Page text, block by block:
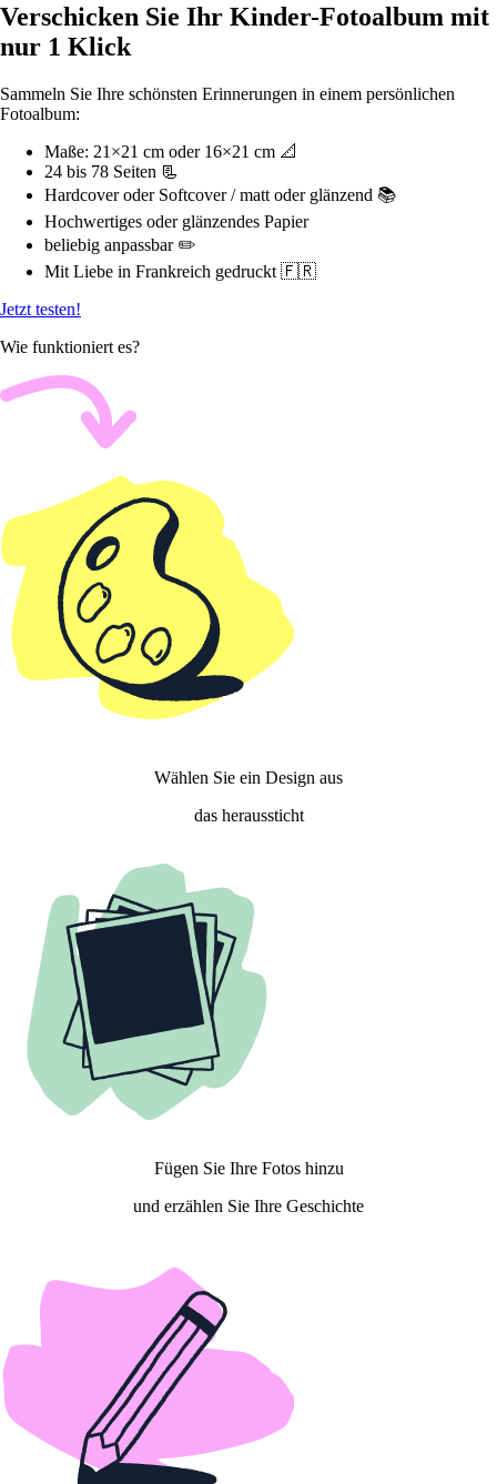
Verschicken Sie Ihr Kinder-Fotoalbum mit
nur 1 Klick
Sammeln Sie Ihre schönsten Erinnerungen in einem persönlichen
Fotoalbum:
Maße: 21×21 cm oder 16×21 cm 📐
24 bis 78 Seiten 📃
Hardcover oder Softcover / matt oder glänzend 📚
Hochwertiges oder glänzendes Papier
beliebig anpassbar ✏️
Mit Liebe in Frankreich gedruckt 🇫🇷
Jetzt testen!
Wie funktioniert es?
Wählen Sie ein Design aus
das heraussticht
Fügen Sie Ihre Fotos hinzu
und erzählen Sie Ihre Geschichte